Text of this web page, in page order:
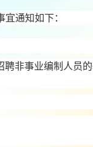
通知如下：
非事业编制人员